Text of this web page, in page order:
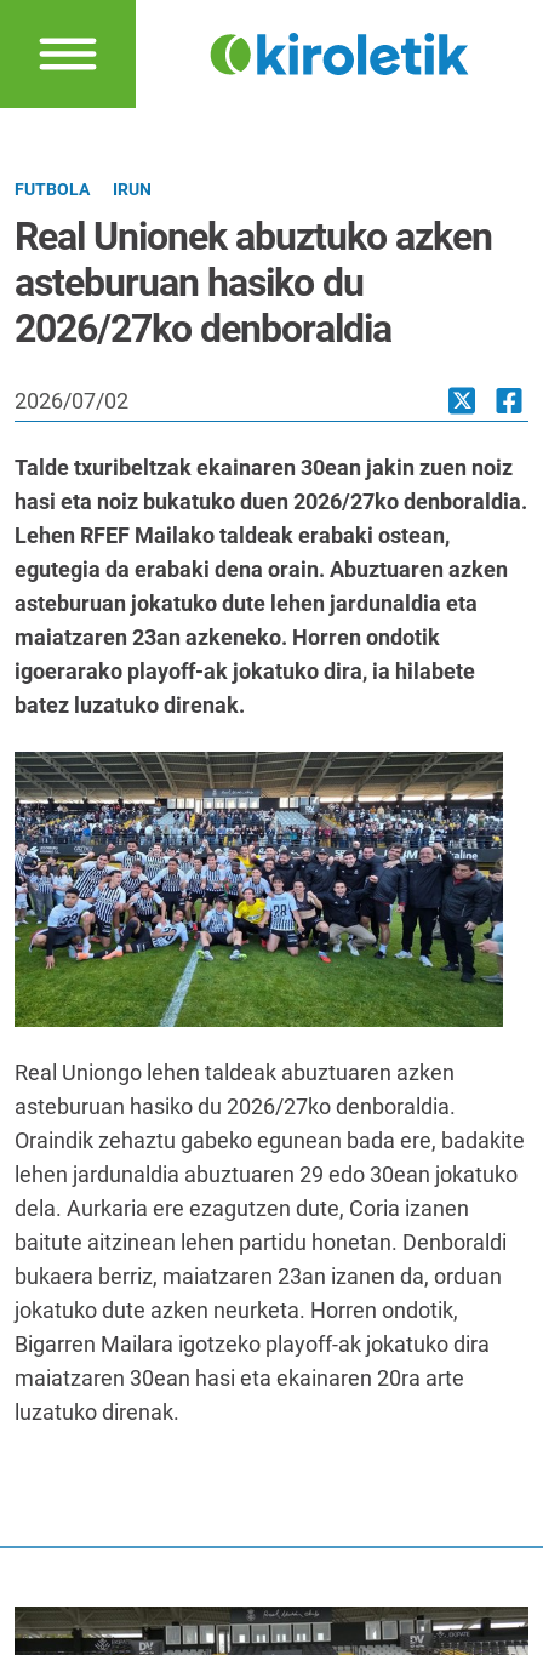
FUTBOLA IRUN
Real Unionek abuztuko azken
asteburuan hasiko du
2026/27ko denboraldia
2026/07/02
Talde txuribeltzak ekainaren 30ean jakin zuen noiz
hasi eta noiz bukatuko duen 2026/27ko denboraldia.
Lehen RFEF Mailako taldeak erabaki ostean,
egutegia da erabaki dena orain. Abuztuaren azken
asteburuan jokatuko dute lehen jardunaldia eta
maiatzaren 23an azkeneko. Horren ondotik
igoerarako playoff-ak jokatuko dira, ia hilabete
batez luzatuko direnak.
Real Uniongo lehen taldeak abuztuaren azken
asteburuan hasiko du 2026/27ko denboraldia.
Oraindik zehaztu gabeko egunean bada ere, badakite
lehen jardunaldia abuztuaren 29 edo 30ean jokatuko
dela. Aurkaria ere ezagutzen dute, Coria izanen
baitute aitzinean lehen partidu honetan. Denboraldi
bukaera berriz, maiatzaren 23an izanen da, orduan
jokatuko dute azken neurketa. Horren ondotik,
Bigarren Mailara igotzeko playoff-ak jokatuko dira
maiatzaren 30ean hasi eta ekainaren 20ra arte
luzatuko direnak.